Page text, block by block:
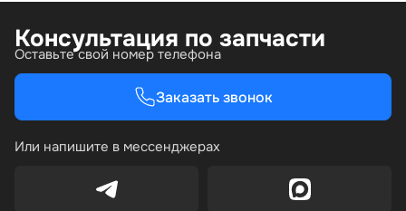
Консультация по запчасти
Оставьте свой номер телефона
Заказать звонок
Или напишите в мессенджерах